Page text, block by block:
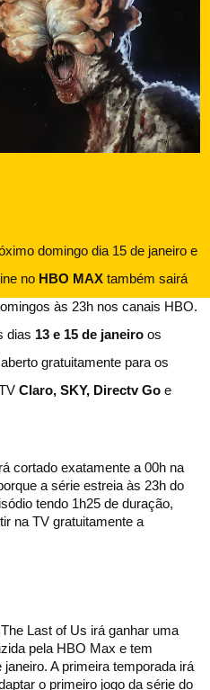
domingo dia 15 de janeiro e
no HBO MAX também sairá
às 23h nos canais HBO.
dias 13 e 15 de janeiro os
gratuitamente para os
Claro, SKY, Directv Go e
cortado exatamente a 00h na
a série estreia às 23h do
tendo 1h25 de duração,
na TV gratuitamente a
Last of Us irá ganhar uma
pela HBO Max e tem
A primeira temporada irá
o primeiro jogo da série do